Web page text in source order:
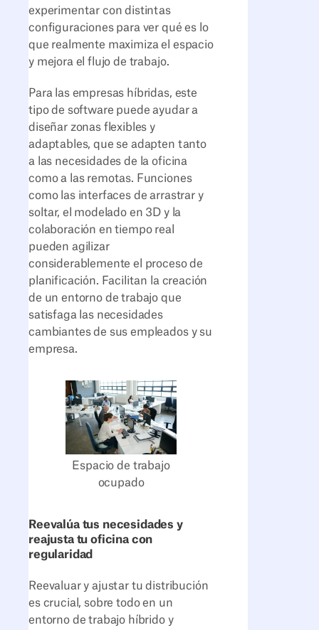
experimentar con distintas
configuraciones para ver qué es lo
que realmente maximiza el espacio
y mejora el flujo de trabajo.
Para las empresas híbridas, este
tipo de software puede ayudar a
diseñar zonas flexibles y
adaptables, que se adapten tanto
a las necesidades de la oficina
como a las remotas. Funciones
como las interfaces de arrastrar y
soltar, el modelado en 3D y la
colaboración en tiempo real
pueden agilizar
considerablemente el proceso de
planificación. Facilitan la creación
de un entorno de trabajo que
satisfaga las necesidades
cambiantes de sus empleados y su
empresa.
Espacio de trabajo
ocupado
Reevalúa tus necesidades y
reajusta tu oficina con
regularidad
Reevaluar y ajustar tu distribución
es crucial, sobre todo en un
entorno de trabajo híbrido y